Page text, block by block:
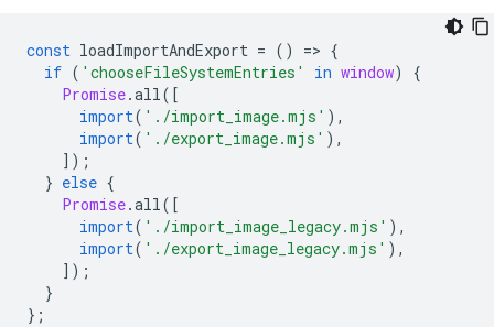
const loadImportAndExport = () => {
if ( 'chooseFileSystemEntries' in window)
{
Promise.all([
import( './import_image.mjs' ),
import( './export_image.mjs' ),
]);
} else {
Promise.all([
import( './import_image_legacy.mjs' ),
import( './export_image_legacy.mjs' ),
]);
}
};